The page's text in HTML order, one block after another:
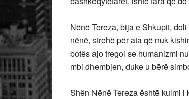
Nënë Tereza, bija e Shkupit,
nënë, strehë për ata që nuk
botës ajo tregoi se humanizmi
mbi dhembjen, duke u bërë
Shën Nënë Tereza është kulmi